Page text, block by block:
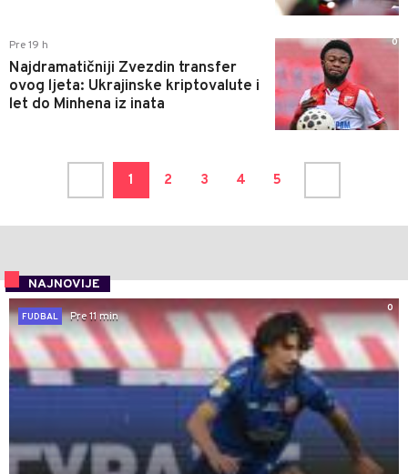
Pre 19 h
Najdramatičniji Zvezdin transfer
ovog ljeta: Ukrajinske kriptovalute i
let do Minhena iz inata
0
1 2 3 4 5
NAJNOVIJE
0
FUDBAL
Pre 11 min